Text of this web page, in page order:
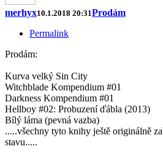
merhyx10.1.2018 20:31Prodám
Permalink
Prodám:
Kurva velký Sin City
Witchblade Kompendium #01
Darkness Kompendium #01
Hellboy #02: Probuzení ďábla (2013)
Bílý láma (pevná vazba)
.....všechny tyto knihy ještě originálně
stavu.....